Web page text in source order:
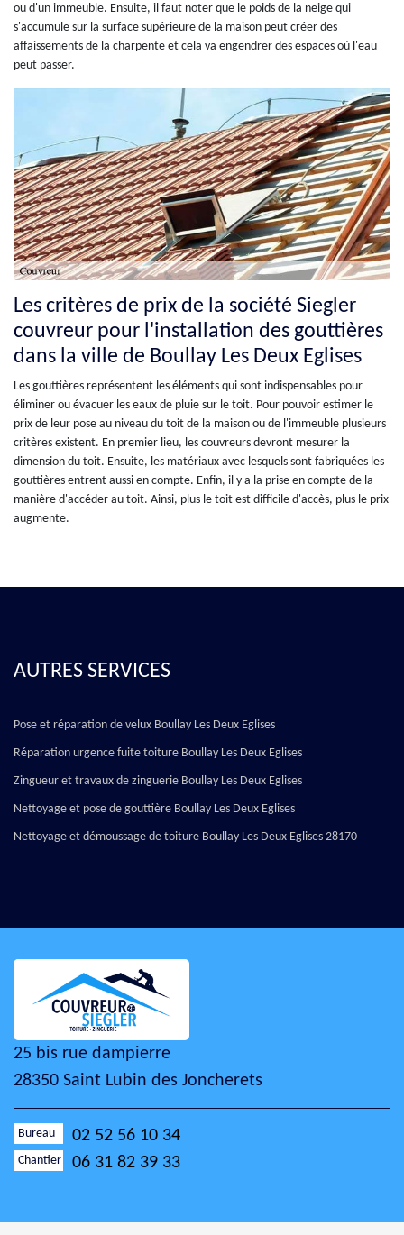
ou d'un immeuble. Ensuite, il faut noter que le poids de la neige qui
s'accumule sur la surface supérieure de la maison peut créer des
affaissements de la charpente et cela va engendrer des espaces où l'eau
peut passer.
Les critères de prix de la société Siegler
couvreur pour l'installation des gouttières
dans la ville de Boullay Les Deux Eglises
Les gouttières représentent les éléments qui sont indispensables pour
éliminer ou évacuer les eaux de pluie sur le toit. Pour pouvoir estimer le
prix de leur pose au niveau du toit de la maison ou de l'immeuble plusieurs
critères existent. En premier lieu, les couvreurs devront mesurer la
dimension du toit. Ensuite, les matériaux avec lesquels sont fabriquées les
gouttières entrent aussi en compte. Enfin, il y a la prise en compte de la
manière d'accéder au toit. Ainsi, plus le toit est difficile d'accès, plus le prix
augmente.
AUTRES SERVICES
Pose et réparation de velux Boullay Les Deux Eglises
Réparation urgence fuite toiture Boullay Les Deux Eglises
Zingueur et travaux de zinguerie Boullay Les Deux Eglises
Nettoyage et pose de gouttière Boullay Les Deux Eglises
Nettoyage et démoussage de toiture Boullay Les Deux Eglises 28170
25 bis rue dampierre
28350 Saint Lubin des Joncherets
Bureau 02 52 56 10 34
Chantier 06 31 82 39 33